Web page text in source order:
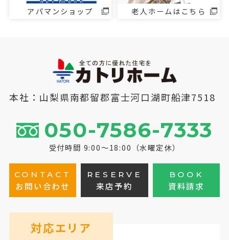
アパマンショップ 老人ホームはこちら
本社：山梨県南都留郡富士河口湖町船津7518
050-7586-7333
受付時間 9:00～18:00（水曜定休）
CONTACT
お問い合わせ
RESERVE
来店予約
BOOK
資料請求
対応エリア